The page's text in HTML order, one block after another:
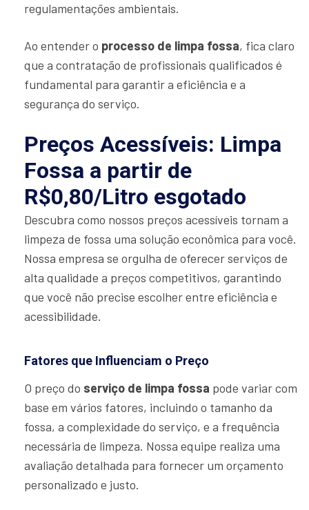
regulamentações ambientais.
Ao entender o processo de limpa fossa, fica claro
que a contratação de profissionais qualificados é
fundamental para garantir a eficiência e a
segurança do serviço.
Preços Acessíveis: Limpa
Fossa a partir de
R$0,80/Litro esgotado
Descubra como nossos preços acessíveis tornam a
limpeza de fossa uma solução econômica para você.
Nossa empresa se orgulha de oferecer serviços de
alta qualidade a preços competitivos, garantindo
que você não precise escolher entre eficiência e
acessibilidade.
Fatores que Influenciam o Preço
O preço do serviço de limpa fossa pode variar com
base em vários fatores, incluindo o tamanho da
fossa, a complexidade do serviço, e a frequência
necessária de limpeza. Nossa equipe realiza uma
avaliação detalhada para fornecer um orçamento
personalizado e justo.